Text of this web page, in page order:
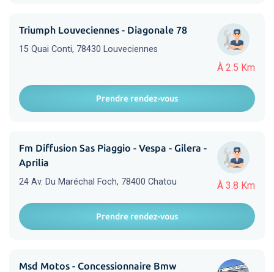
À 2.5 Km
Triumph Louveciennes - Diagonale 78
15 Quai Conti, 78430 Louveciennes
Prendre rendez-vous
À 3.8 Km
Fm Diffusion Sas Piaggio - Vespa - Gilera -
Aprilia
24 Av. Du Maréchal Foch, 78400 Chatou
Prendre rendez-vous
Msd Motos - Concessionnaire Bmw